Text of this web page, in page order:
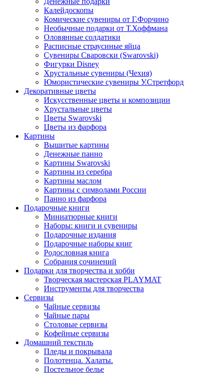
Калейдоскопы
Комические сувениры от Г.Форчино
Необычные подарки от Т.Хоффмана
Оловянные солдатики
Расписные страусиные яйца
Сувениры Сваровски (Swarovski)
Фигурки Disney
Хрустальные сувениры (Чехия)
Юмористические сувениры У.Стретфорд
Декоративные цветы
Искусственные цветы и композиции
Хрустальные цветы
Цветы Swarovski
Цветы из фарфора
Картины
Вышитые картины
Денежные панно
Картины Swarovski
Картины из серебра
Картины маслом
Картины с символами России
Панно из фарфора
Подарочные книги
Миниатюрные книги
Наборы: книги и сувениры
Подарочные издания
Подарочные наборы книг
Родословная книга
Собрания сочинений
Подарки для творчества и хобби
Творческая мастерская PLAYMAT
Инструменты для творчества
Cервизы
Чайные сервизы
Чайные пары
Столовые сервизы
Кофейные сервизы
Домашний текстиль
Пледы и покрывала
Полотенца. Халаты.
Постельное белье